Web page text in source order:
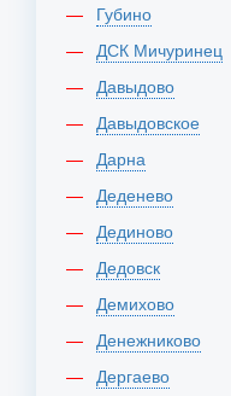
Губино
ДСК Мичуринец
Давыдово
Давыдовское
Дарна
Деденево
Дединово
Дедовск
Демихово
Денежниково
Дергаево